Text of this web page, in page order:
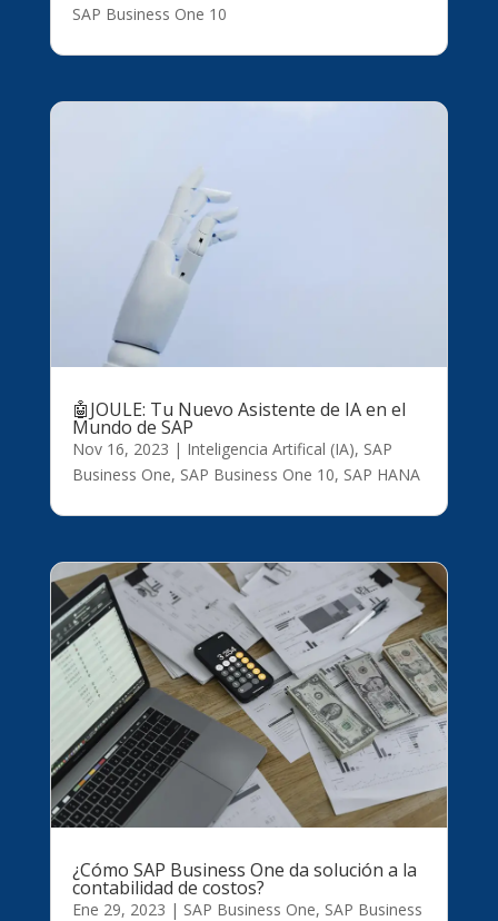
SAP Business One 10
🤖JOULE: Tu Nuevo Asistente de IA en el
Mundo de SAP
Nov 16, 2023 | Inteligencia Artifical (IA), SAP
Business One, SAP Business One 10, SAP HANA
¿Cómo SAP Business One da solución a la
contabilidad de costos?
Ene 29, 2023 | SAP Business One, SAP Business